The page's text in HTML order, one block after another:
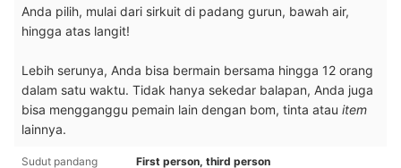
Anda pilih, mulai dari sirkuit di padang gurun, bawah air,
hingga atas langit!
Lebih serunya, Anda bisa bermain bersama hingga 12 orang
dalam satu waktu. Tidak hanya sekedar balapan, Anda juga
bisa mengganggu pemain lain dengan bom, tinta atau item
lainnya.
Sudut pandang
First person, third person